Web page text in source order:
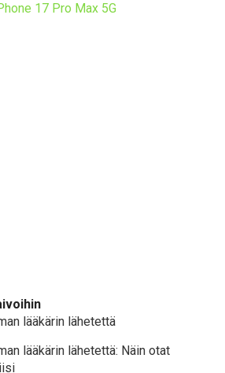
17 Pro Max 5G
lääkärin lähetettä
lääkärin lähetettä: Näin otat